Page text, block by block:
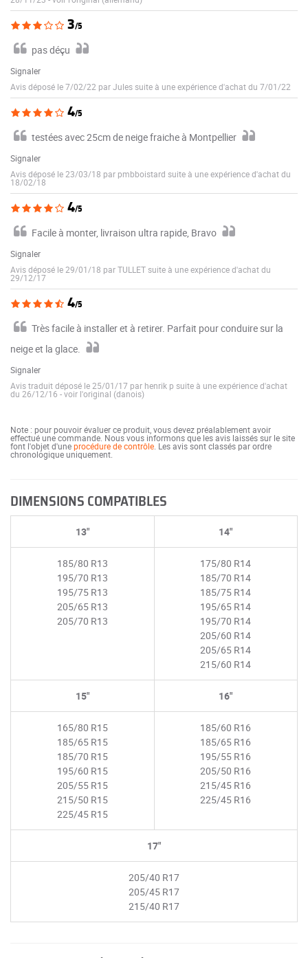
3/5
pas déçu
Signaler
Avis déposé le 7/02/22 par Jules suite à une expérience d'achat du 7/01/22
4/5
testées avec 25cm de neige fraiche à Montpellier
Signaler
Avis déposé le 23/03/18 par pmbboistard suite à une expérience d'achat du
18/02/18
4/5
Facile à monter, livraison ultra rapide, Bravo
Signaler
Avis déposé le 29/01/18 par TULLET suite à une expérience d'achat du
29/12/17
4/5
Très facile à installer et à retirer. Parfait pour conduire sur la
neige et la glace.
Signaler
Avis traduit déposé le 25/01/17 par henrik p suite à une expérience d'achat
du 26/12/16 -voir l'original (danois)
Note : pour pouvoir évaluer ce produit, vous devez préalablement avoir
effectué une commande. Nous vous informons que les avis laissés sur le site
font l'objet d'uneprocédure de contrôle . Les avis sont classés par ordre
chronologique uniquement.
DIMENSIONS COMPATIBLES
13"
185/80 R13
195/70 R13
195/75 R13
205/65 R13
205/70 R13
14"
175/80 R14
185/70 R14
185/75 R14
195/65 R14
195/70 R14
205/60 R14
205/65 R14
215/60 R14
15"
165/80 R15
185/65 R15
185/70 R15
195/60 R15
205/55 R15
215/50 R15
225/45 R15
16"
185/60 R16
185/65 R16
195/55 R16
205/50 R16
215/45 R16
225/45 R16
17"
205/40 R17
205/45 R17
215/40 R17